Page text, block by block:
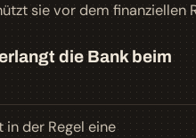
sie vor dem finanziellen
die Bank beim
in der Regel eine